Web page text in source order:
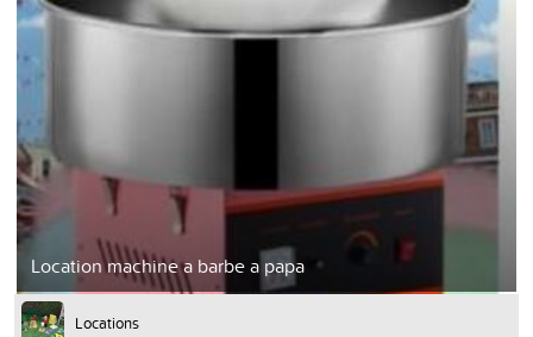
Location machine a barbe a papa
Locations